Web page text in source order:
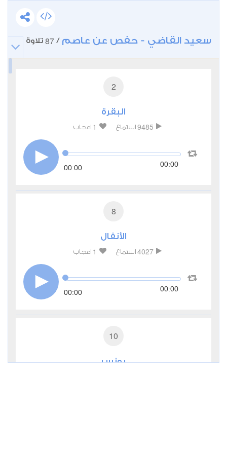
سعيد القاضي - حفص عن عاصم /
87 تلاوة
2
البقرة
9485 استماع 1 اعجاب
00:00 00:00
8
الأنفال
4027 استماع 1 اعجاب
00:00 00:00
10
يونس